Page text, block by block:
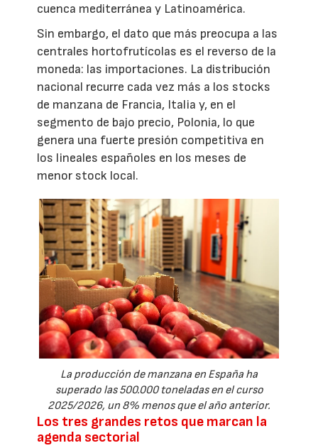
cuenca mediterránea y Latinoamérica.
Sin embargo, el dato que más preocupa a las
centrales hortofrutícolas es el reverso de la
moneda: las importaciones. La distribución
nacional recurre cada vez más a los stocks
de manzana de Francia, Italia y, en el
segmento de bajo precio, Polonia, lo que
genera una fuerte presión competitiva en
los lineales españoles en los meses de
menor stock local.
La producción de manzana en España ha
superado las 500.000 toneladas en el curso
2025/2026, un 8% menos que el año anterior.
Los tres grandes retos que marcan la
agenda sectorial